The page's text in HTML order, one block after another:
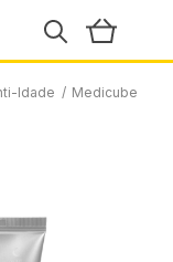
Idade / Medicube